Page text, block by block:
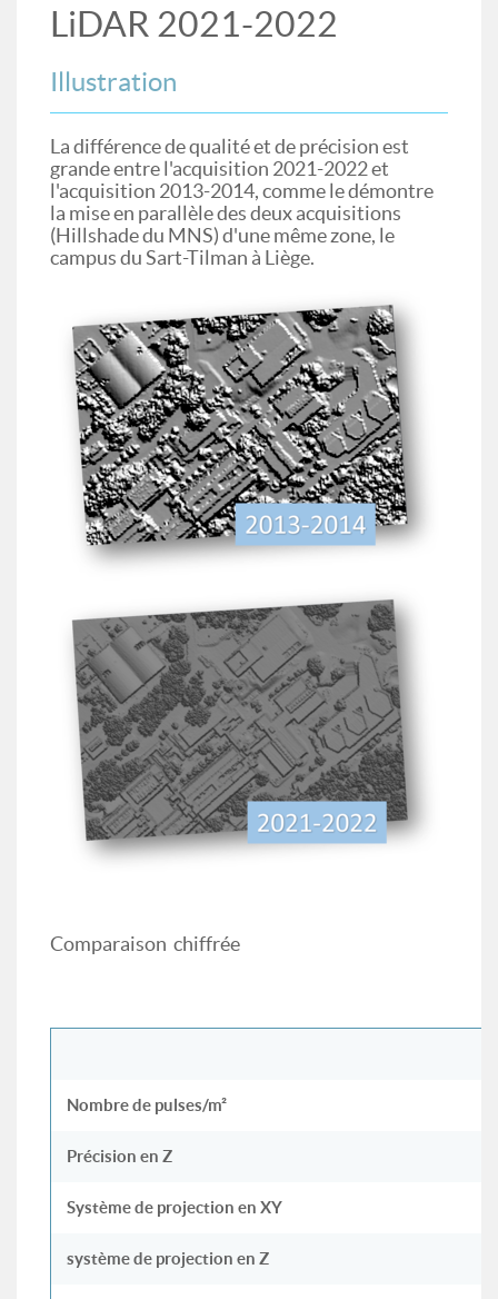
LiDAR 2021-2022
Illustration
La différence de qualité et de précision est
grande entre l'acquisition 2021-2022 et
l'acquisition 2013-2014, comme le démontre
la mise en parallèle des deux acquisitions
(Hillshade du MNS) d'une même zone, le
campus du Sart-Tilman à Liège.
Comparaison chiffrée
Nombre de pulses/m²
Précision en Z
Système de projection en XY
système de projection en Z